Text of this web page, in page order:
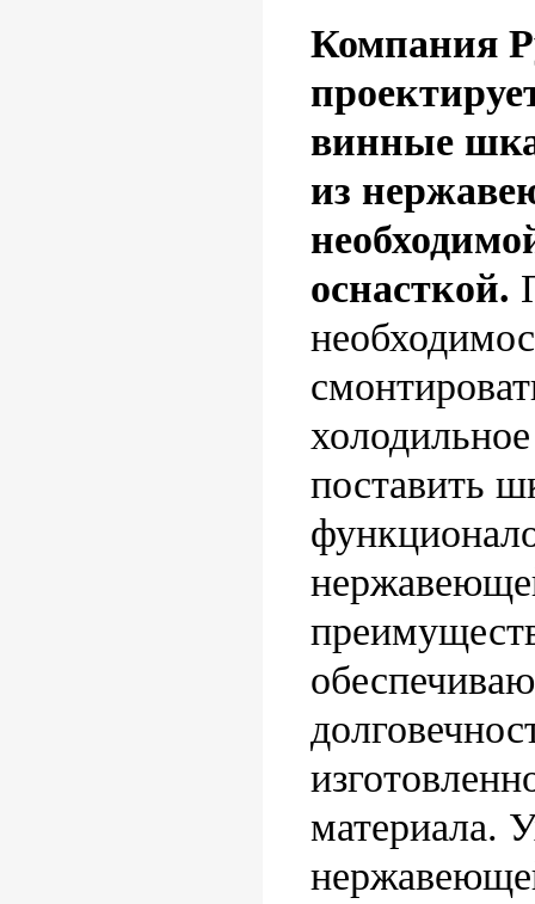
Компания
винные
из
оснасткой.
поставить
материала.